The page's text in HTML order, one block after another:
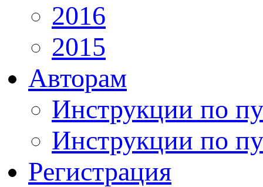
2016
2015
Авторам
Инструкции по
Инструкции по
Регистрация